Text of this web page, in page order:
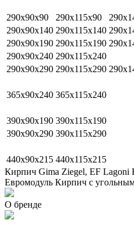
290х90х90 290х115х90
290х90х140 290х115х140
290х90х190 290х115х190
290х90х240 290х115х240
290х90х290 290х115х290
365х90х240 365х115х240
390х90х190 390х115х190
390х90х290 390х115х290
440х90х215 440х115х215
Кирпич Gima Ziegel, EF Lagoni
Евромодуль Кирпич с
О бренде